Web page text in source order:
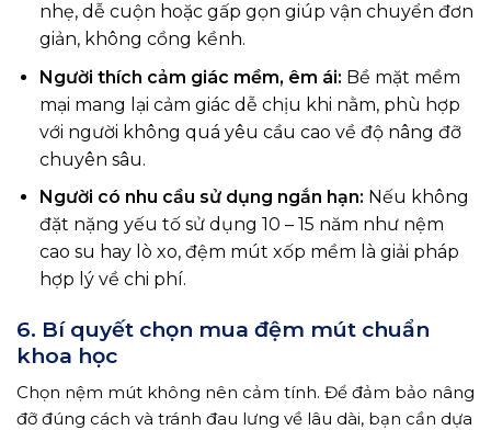
nhẹ, dễ cuộn hoặc gấp gọn giúp vận chuyển đơn
giản, không cồng kềnh.
Người thích cảm giác mềm, êm ái: Bề mặt mềm
mại mang lại cảm giác dễ chịu khi nằm, phù hợp
với người không quá yêu cầu cao về độ nâng đỡ
chuyên sâu.
Người có nhu cầu sử dụng ngắn hạn: Nếu không
đặt nặng yếu tố sử dụng 10 – 15 năm như nệm
cao su hay lò xo, đệm mút xốp mềm là giải pháp
hợp lý về chi phí.
6. Bí quyết chọn mua đệm mút chuẩn
khoa học
Chọn nệm mút không nên cảm tính. Để đảm bảo nâng
đỡ đúng cách và tránh đau lưng về lâu dài, bạn cần dựa